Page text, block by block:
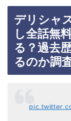
デリシャ
し全話無
る？過去
るのか調